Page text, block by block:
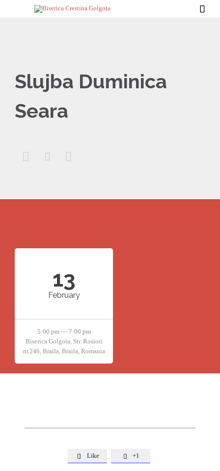

Slujba Duminica
Seara
  
13
February
5:00 pm — 7:00 pm
Biserica Golgota, Str. Rosiori
nr.246, Braila, Braila, Romania
 Like  +1